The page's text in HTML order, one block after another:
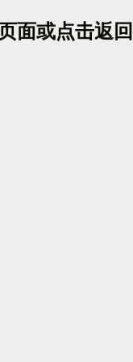
面或点击返 回